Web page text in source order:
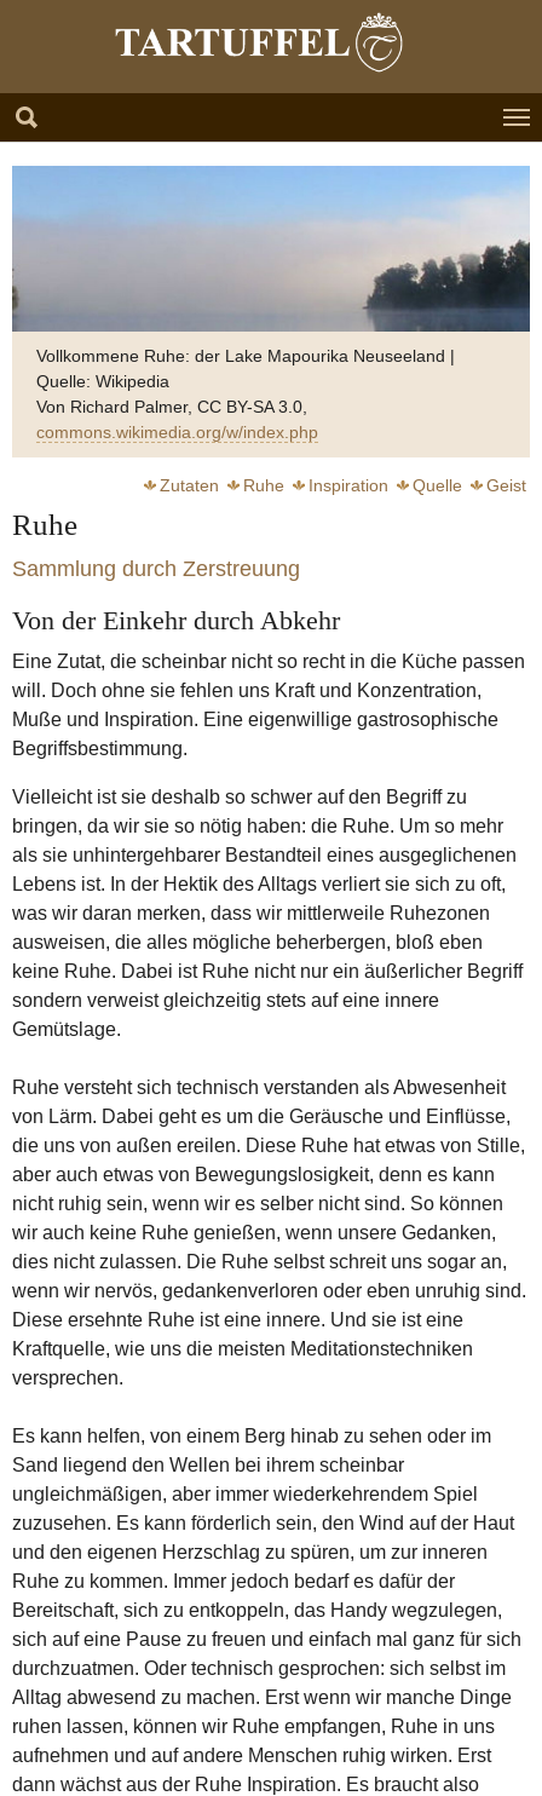
Vollkommene Ruhe: der Lake Mapourika Neuseeland |
Quelle: Wikipedia
Von Richard Palmer, CC BY-SA 3.0,
commons.wikimedia.org/w/index.php
Zutaten Ruhe Inspiration Quelle Geist
Ruhe
Sammlung durch Zerstreuung
Von der Einkehr durch Abkehr
Eine Zutat, die scheinbar nicht so recht in die Küche passen
will. Doch ohne sie fehlen uns Kraft und Konzentration,
Muße und Inspiration. Eine eigenwillige gastrosophische
Begriffsbestimmung.
Vielleicht ist sie deshalb so schwer auf den Begriff zu
bringen, da wir sie so nötig haben: die Ruhe. Um so mehr
als sie unhintergehbarer Bestandteil eines ausgeglichenen
Lebens ist. In der Hektik des Alltags verliert sie sich zu oft,
was wir daran merken, dass wir mittlerweile Ruhezonen
ausweisen, die alles mögliche beherbergen, bloß eben
keine Ruhe. Dabei ist Ruhe nicht nur ein äußerlicher Begriff
sondern verweist gleichzeitig stets auf eine innere
Gemütslage.
Ruhe versteht sich technisch verstanden als Abwesenheit
von Lärm. Dabei geht es um die Geräusche und Einflüsse,
die uns von außen ereilen. Diese Ruhe hat etwas von Stille,
aber auch etwas von Bewegungslosigkeit, denn es kann
nicht ruhig sein, wenn wir es selber nicht sind. So können
wir auch keine Ruhe genießen, wenn unsere Gedanken,
dies nicht zulassen. Die Ruhe selbst schreit uns sogar an,
wenn wir nervös, gedankenverloren oder eben unruhig sind.
Diese ersehnte Ruhe ist eine innere. Und sie ist eine
Kraftquelle, wie uns die meisten Meditationstechniken
versprechen.
Es kann helfen, von einem Berg hinab zu sehen oder im
Sand liegend den Wellen bei ihrem scheinbar
ungleichmäßigen, aber immer wiederkehrendem Spiel
zuzusehen. Es kann förderlich sein, den Wind auf der Haut
und den eigenen Herzschlag zu spüren, um zur inneren
Ruhe zu kommen. Immer jedoch bedarf es dafür der
Bereitschaft, sich zu entkoppeln, das Handy wegzulegen,
sich auf eine Pause zu freuen und einfach mal ganz für sich
durchzuatmen. Oder technisch gesprochen: sich selbst im
Alltag abwesend zu machen. Erst wenn wir manche Dinge
ruhen lassen, können wir Ruhe empfangen, Ruhe in uns
aufnehmen und auf andere Menschen ruhig wirken. Erst
dann wächst aus der Ruhe Inspiration. Es braucht also